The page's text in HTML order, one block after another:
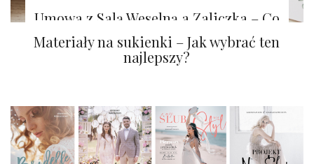
Umowa z Salą Weselną a Zaliczka – Co
Warto Wiedzieć?
Materiały na sukienki – Jak wybrać ten
najlepszy?